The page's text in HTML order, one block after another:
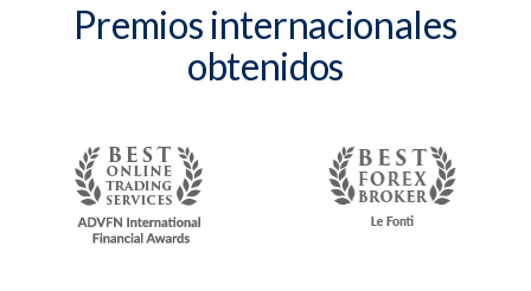
Premios internacionales
obtenidos